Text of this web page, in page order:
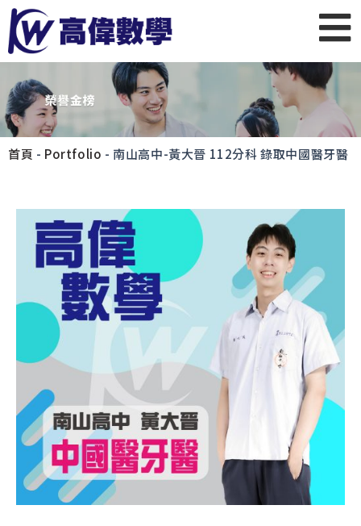
首頁 - Portfolio - 南山高中-黃大晉 112分科 錄取中國醫牙醫